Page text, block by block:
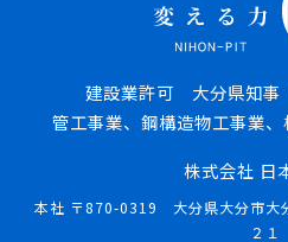
建設業許可 大分県知事
管工事業、鋼構造物工事業
株式会社 日
本社 〒870-0319 大分県大分市大
２１